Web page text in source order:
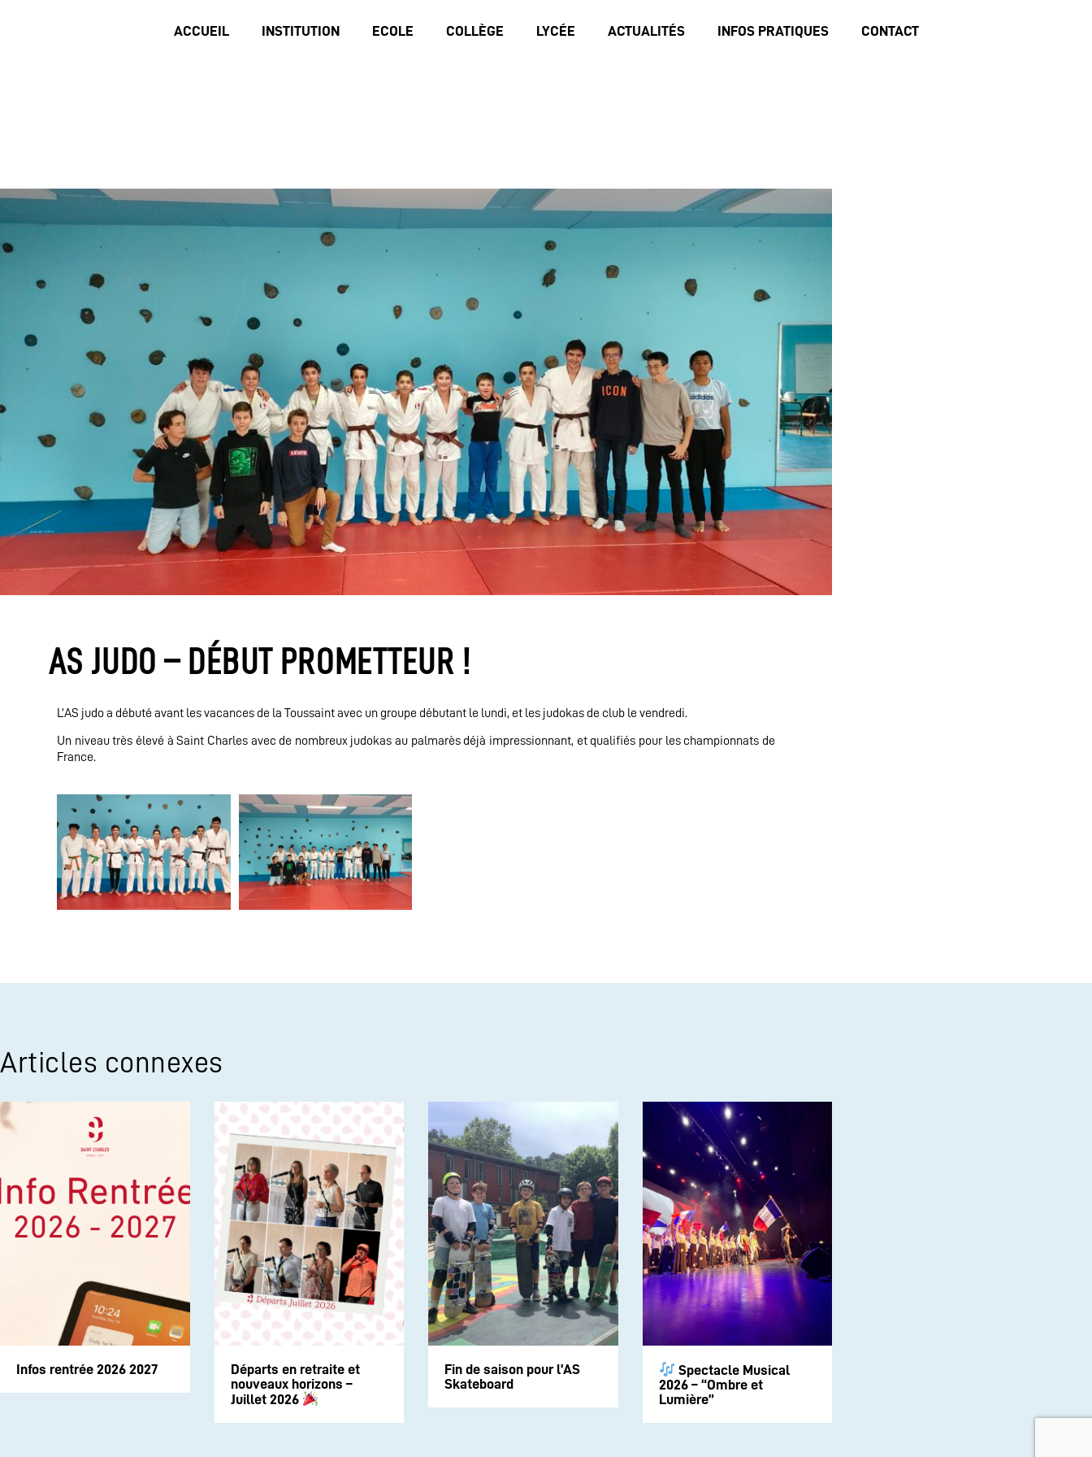
ACCUEIL INSTITUTION ECOLE COLLÈGE LYCÉE ACTUALITÉS INFOS PRATIQUES CONTACT
AS JUDO – DÉBUT PROMETTEUR !
L’AS judo a débuté avant les vacances de la Toussaintavec un groupe débutant le lundi, et les judokas de club le vendredi.
Un niveau très élevé à Saint Charles avec de nombreux judokas au palmarès déjà impressionnant, et qualifiés pour les championnats de
France.
Articles connexes
Infos rentrée 2026 2027
Départs en retraite et
nouveaux horizons –
Juillet 2026
Fin de saison pour l’AS
Skateboard
Spectacle Musical
2026 – “Ombre et
Lumière”